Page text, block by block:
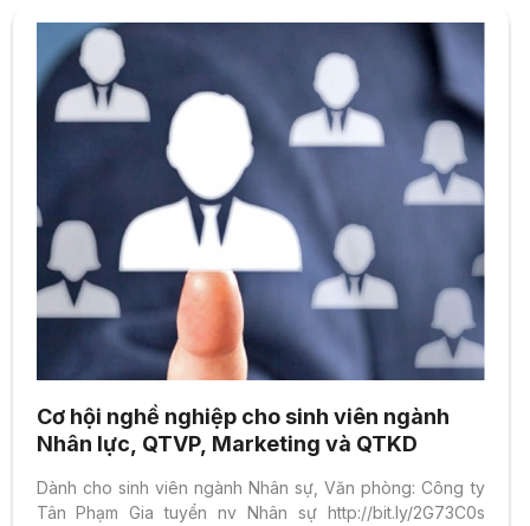
Cơ hội nghề nghiệp cho sinh viên ngành
Nhân lực, QTVP, Marketing và QTKD
Dành cho sinh viên ngành Nhân sự, Văn phòng: Công ty
Tân Phạm Gia tuyển nv Nhân sự http://bit.ly/2G73C0s